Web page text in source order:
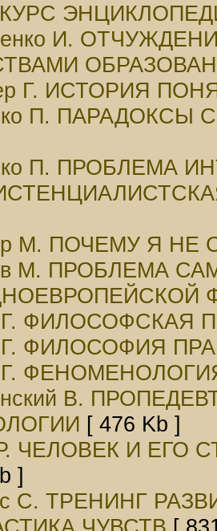
И.
Г. ИСТОРИЯ
П.
П. ПРОБЛЕМА
М. ПОЧЕМУ Я НЕ
М. ПРОБЛЕМА
Г. ФИЛОСОФСКАЯ
Г. ФИЛОСОФИЯ
Г.
В.
[ 476 Kb ]
Р. ЧЕЛОВЕК И ЕГО
]
С. ТРЕНИНГ